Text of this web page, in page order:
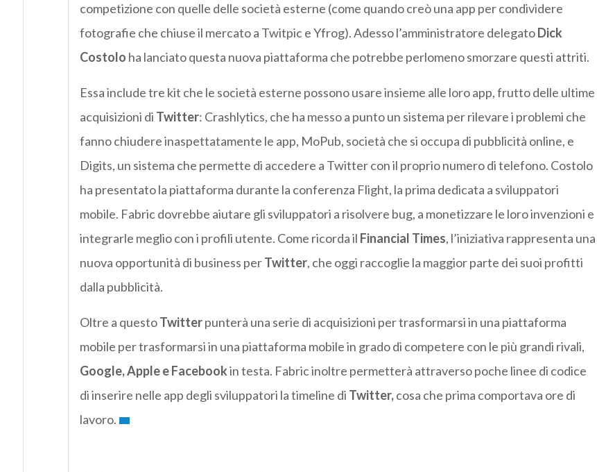
competizione con quelle delle società esterne (come quando creò una app per condividere
fotografie che chiuse il mercato a Twitpic e Yfrog). Adesso l’amministratore delegatoDick
Costolo ha lanciato questa nuova piattaforma che potrebbe perlomeno smorzare questi attriti.
Essa include tre kit che le società esterne possono usare insieme alle loro app, frutto delle ultime
acquisizioni di Twitter: Crashlytics, che ha messo a punto un sistema per rilevare i problemi che
fanno chiudere inaspettatamente le app, MoPub, società che si occupa di pubblicità online, e
Digits, un sistema che permette di accedere a Twitter con il proprio numero di telefono. Costolo
ha presentato la piattaforma durante la conferenza Flight, la prima dedicata a sviluppatori
mobile. Fabric dovrebbe aiutare gli sviluppatori a risolvere bug, a monetizzare le loro invenzioni e
integrarle meglio con i profili utente. Come ricorda il Financial Times, l’iniziativa rappresenta una
nuova opportunità di business perTwitter, che oggi raccoglie la maggior parte dei suoi profitti
dalla pubblicità.
Oltre a questoTwitterpunterà una serie di acquisizioni per trasformarsi in una piattaforma
mobile per trasformarsi in una piattaforma mobile in grado di competere con le più grandi rivali,
Google, Apple e Facebookin testa. Fabric inoltre permetterà attraverso poche linee di codice
di inserire nelle app degli sviluppatori la timeline di Twitter,cosa che prima comportava ore di
lavoro.